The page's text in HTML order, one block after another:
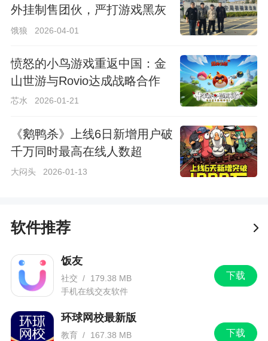
外挂制售团伙，严打游戏黑灰
产！
饿狼 2026-04-01
愤怒的小鸟游戏重返中国：金
山世游与Rovio达成战略合作
芯水 2026-01-21
《鹅鸭杀》上线6日新增用户破
千万同时最高在线人数超
Steam端峰值纪录
大闷头 2026-01-13
软件推荐
下载
饭友
社交 /
179.38 MB
手机在线交友软件
下载
环球网校最新版
教育 /
167.38 MB